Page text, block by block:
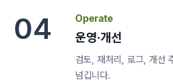
04 Operate
운영·개선
검토, 재처리, 로그, 개선
넘깁니다.